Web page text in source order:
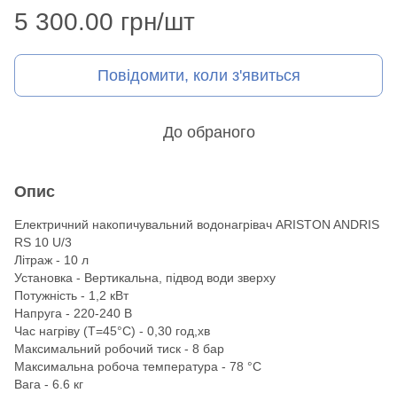
5 300.00 грн/шт
Повідомити, коли з'явиться
До обраного
Опис
Електричний накопичувальний водонагрівач ARISTON ANDRIS
RS 10 U/3
Літраж - 10 л
Установка - Вертикальна, підвод води зверху
Потужність - 1,2 кВт
Напруга - 220-240 В
Час нагріву (Т=45°С) - 0,30 год,хв
Максимальний робочий тиск - 8 бар
Максимальна робоча температура - 78 °С
Вага - 6.6 кг